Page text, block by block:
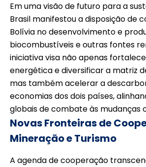
Em uma visão de futuro para a
Brasil manifestou a disposição de
Bolívia no desenvolvimento e
biocombustíveis e outras fontes
iniciativa visa não apenas
energética e diversificar a matriz
mas também acelerar a
economias dos dois países,
globais de combate às mudanças
Novas Fronteiras de
Mineração e Turismo
A agenda de cooperação